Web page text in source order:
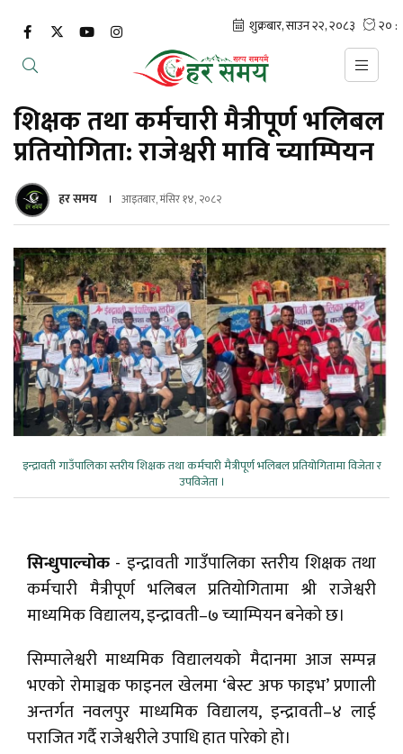
शिक्षक तथा कर्मचारी मैत्रीपूर्ण भलिबल
प्रतियोगिता: राजेश्वरी मावि च्याम्पियन
हर समय आइतबार, मंसिर १४, २०८२
इन्द्रावती गाउँपालिका स्तरीय शिक्षक तथा कर्मचारी मैत्रीपूर्ण भलिबल प्रतियोगितामा विजेता र
उपविजेता ।
सिन्धुपाल्चोक - इन्द्रावती गाउँपालिका स्तरीय शिक्षक तथा
कर्मचारी मैत्रीपूर्ण भलिबल प्रतियोगितामा श्री राजेश्वरी
माध्यमिक विद्यालय, इन्द्रावती–७ च्याम्पियन बनेको छ।
सिम्पालेश्वरी माध्यमिक विद्यालयको मैदानमा आज सम्पन्न
भएको रोमाञ्चक फाइनल खेलमा ‘बेस्ट अफ फाइभ’ प्रणाली
अन्तर्गत नवलपुर माध्यमिक विद्यालय, इन्द्रावती–४ लाई
पराजित गर्दै राजेश्वरीले उपाधि हात पारेको हो।